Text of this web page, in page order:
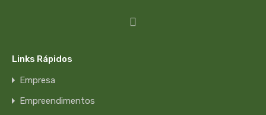
Links Rápidos
Empresa
Empreendimentos